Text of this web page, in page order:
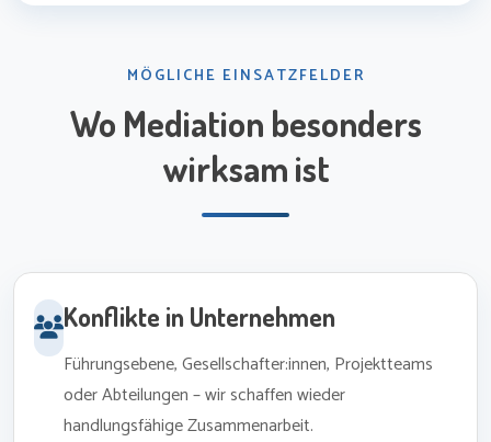
MÖGLICHE EINSATZFELDER
Wo Mediation besonders
wirksam ist
Konflikte in Unternehmen
Führungsebene, Gesellschafter:innen, Projektteams
oder Abteilungen – wir schaffen wieder
handlungsfähige Zusammenarbeit.